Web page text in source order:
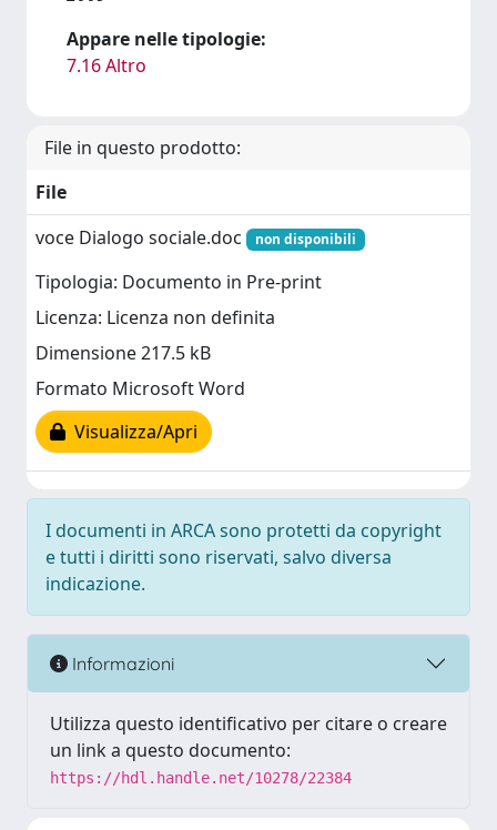
Appare nelle tipologie:
7.16 Altro
File in questo prodotto:
File
voce Dialogo sociale.doc
non disponibili
Tipologia: Documento in Pre-print
Licenza: Licenza non definita
Dimensione 217.5 kB
Formato Microsoft Word
Visualizza/Apri
I documenti in ARCA sono protetti da copyright
e tutti i diritti sono riservati, salvo diversa
indicazione.
Informazioni
Utilizza questo identificativo per citare o creare
un link a questo documento:
https://hdl.handle.net/10278/22384